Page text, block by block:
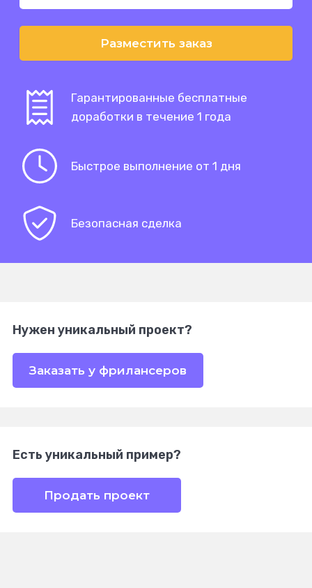
Разместить заказ
Гарантированные бесплатные
доработки в течение 1 года
Быстрое выполнение от 1 дня
Безопасная сделка
Нужен уникальный проект?
Заказать у фрилансеров
Есть уникальный пример?
Продать проект